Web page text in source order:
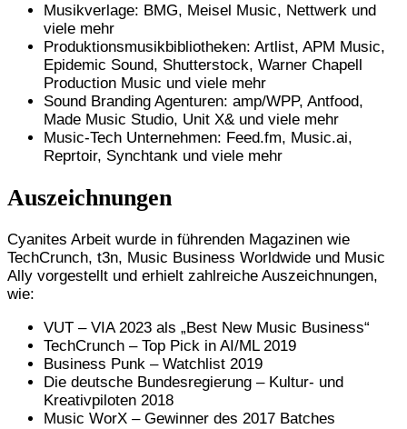
Musikverlage: BMG, Meisel Music, Nettwerk und
viele mehr
Produktionsmusikbibliotheken: Artlist, APM Music,
Epidemic Sound, Shutterstock, Warner Chapell
Production Music und viele mehr
Sound Branding Agenturen: amp/WPP, Antfood,
Made Music Studio, Unit X& und viele mehr
Music-Tech Unternehmen: Feed.fm, Music.ai,
Reprtoir, Synchtank und viele mehr
Auszeichnungen
Cyanites Arbeit wurde in führenden Magazinen wie
TechCrunch, t3n, Music Business Worldwide und Music
Ally vorgestellt und erhielt zahlreiche Auszeichnungen,
wie:
VUT – VIA 2023 als „Best New Music Business“
TechCrunch – Top Pick in AI/ML 2019
Business Punk – Watchlist 2019
Die deutsche Bundesregierung – Kultur- und
Kreativpiloten 2018
Music WorX – Gewinner des 2017 Batches